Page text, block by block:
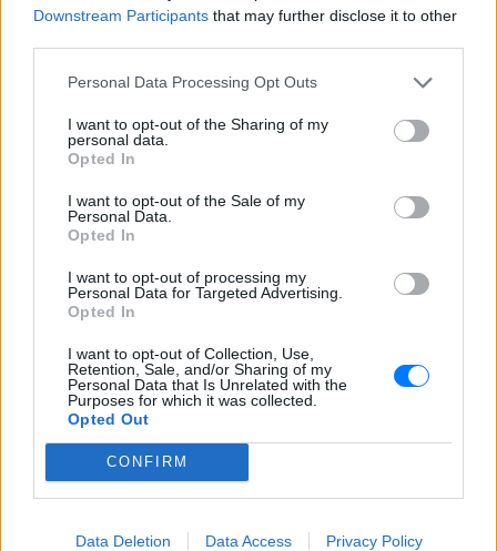
Downstream Participants that may further disclose it to other
Personal Data Processing Opt Outs
I want to opt-out of the Sharing of my
personal data.
Opted In
I want to opt-out of the Sale of my
Personal Data.
Opted In
I want to opt-out of processing my
Personal Data for Targeted Advertising.
Opted In
I want to opt-out of Collection, Use,
Retention, Sale, and/or Sharing of my
Personal Data that Is Unrelated with the
Purposes for which it was collected.
Opted Out
CONFIRM
Data Deletion Data Access Privacy Policy
και αντιβιώσεις»
δηλητηρίαση και μοιράστηκε με τους
δυνατός»
στο Instagram μια φωτογραφία από
πρόσφατη εξέτασή του, με ένα μήνυμα